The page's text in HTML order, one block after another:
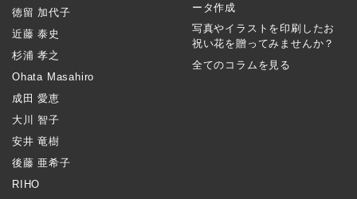
徳留 加代子
近藤 泰史
杉浦 孝之
Ohata Masahiro
成田 愛恵
大川 智子
安井 竜樹
後藤 亜希子
RIHO
ータ作成
写真やイラストを印刷したお
祝い花を贈ってみませんか？
全てのコラムを見る